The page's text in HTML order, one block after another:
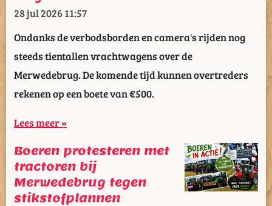
28 jul 202611:57
Ondanks de verbodsborden en camera's rijden nog
steeds tientallen vrachtwagens over de
Merwedebrug. De komende tijd kunnen overtreders
rekenen op een boete van €500.
Lees meer »
Boeren protesteren met
tractoren bij
Merwedebrug tegen
stikstofplannen